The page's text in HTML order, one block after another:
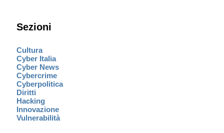
Sezioni
Cultura
Cyber Italia
Cyber News
Cybercrime
Cyberpolitica
Diritti
Hacking
Innovazione
Vulnerabilità